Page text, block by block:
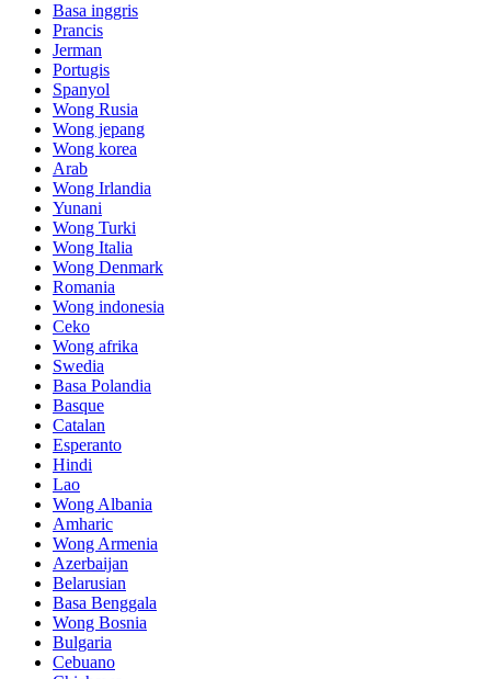
Basa inggris
Prancis
Jerman
Portugis
Spanyol
Wong Rusia
Wong jepang
Wong korea
Arab
Wong Irlandia
Yunani
Wong Turki
Wong Italia
Wong Denmark
Romania
Wong indonesia
Ceko
Wong afrika
Swedia
Basa Polandia
Basque
Catalan
Esperanto
Hindi
Lao
Wong Albania
Amharic
Wong Armenia
Azerbaijan
Belarusian
Basa Benggala
Wong Bosnia
Bulgaria
Cebuano